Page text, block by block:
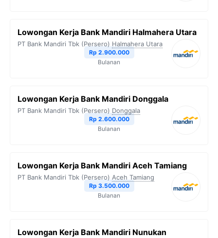
Lowongan Kerja Bank Mandiri Halmahera Utara
PT Bank Mandiri Tbk (Persero) Halmahera Utara
Rp 2.900.000
Bulanan
Lowongan Kerja Bank Mandiri Donggala
PT Bank Mandiri Tbk (Persero) Donggala
Rp 2.600.000
Bulanan
Lowongan Kerja Bank Mandiri Aceh Tamiang
PT Bank Mandiri Tbk (Persero) Aceh Tamiang
Rp 3.500.000
Bulanan
Lowongan Kerja Bank Mandiri Nunukan